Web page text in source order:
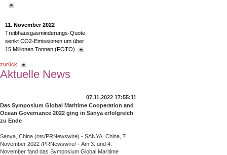
11. November 2022
Treibhausgasminderungs-Quote
senkt CO2-Emissionen um über
15 Millionen Tonnen (FOTO)
zurück
Aktuelle News
07.11.2022 17:55:11
Das Symposium Global Maritime Cooperation and
Ocean Governance 2022 ging in Sanya erfolgreich
zu Ende
Sanya, China (ots/PRNewswire) - SANYA, China, 7.
November 2022 /PRNewswire/-- Am 3. und 4.
November fand das Symposium Global Maritime